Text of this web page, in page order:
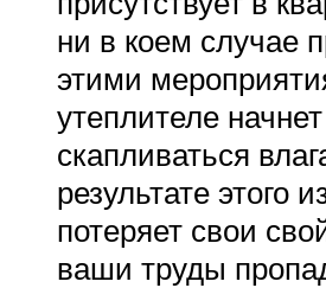
ни в коем случае
этими
утеплителе начнет
скапливаться
результате этого
потеряет свои
ваши труды